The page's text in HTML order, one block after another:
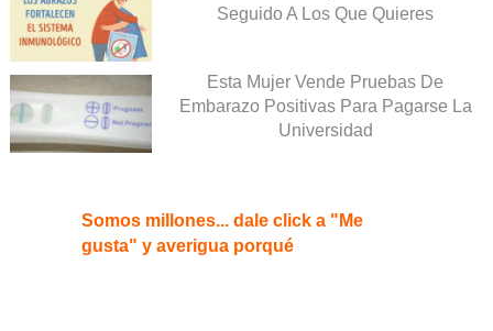
Seguido A Los Que Quieres
Esta Mujer Vende Pruebas De
Embarazo Positivas Para Pagarse La
Universidad
Somos millones... dale click a "Me
gusta" y averigua porqué